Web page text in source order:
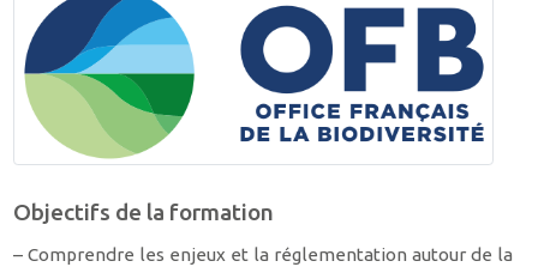
Objectifs de la formation
– Comprendre les enjeux et la réglementation autour de la